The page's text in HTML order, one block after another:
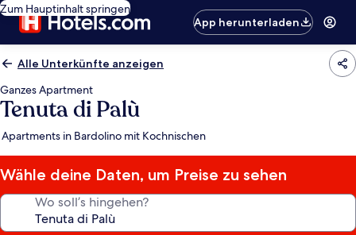
Zum Hauptinhalt springen
App herunterladen
Alle Unterkünfte anzeigen
Ganzes Apartment
Tenuta di Palù
Apartments in Bardolino mit Kochnischen
Wähle deine Daten, um Preise zu sehen
Wo soll’s hingehen?